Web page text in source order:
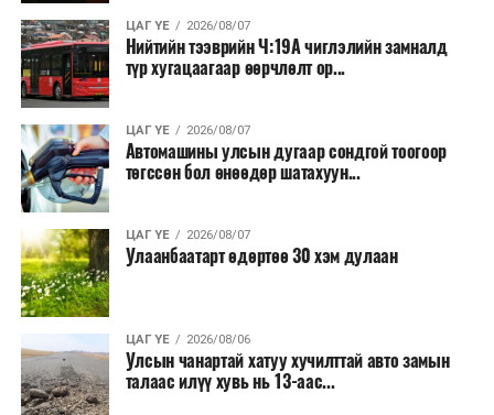
хязгаарлалтыг үе шаттайгаар сулруулах юм.
ЦАГ ҮЕ 2026/08/07
Нийтийн тээврийн Ч:19А чиглэлийн замналд
түр хугацаагаар өөрчлөлт ор...
ЦАГ ҮЕ 2026/08/07
Автомашины улсын дугаар сондгой тоогоор
төгссөн бол өнөөдөр шатахуун...
ЦАГ ҮЕ 2026/08/07
Улаанбаатарт өдөртөө 30 хэм дулаан
ЦАГ ҮЕ 2026/08/06
Улсын чанартай хатуу хучилттай авто замын
талаас илүү хувь нь 13-аас...